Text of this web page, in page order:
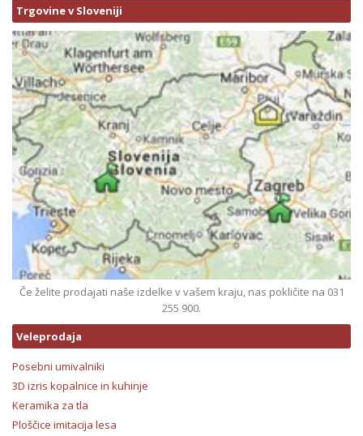
Trgovine v Sloveniji
Če želite prodajati naše izdelke v vašem kraju, nas pokličite na 031
255 900.
Veleprodaja
Posebni umivalniki
3D izris kopalnice in kuhinje
Keramika za tla
Ploščice imitacija lesa